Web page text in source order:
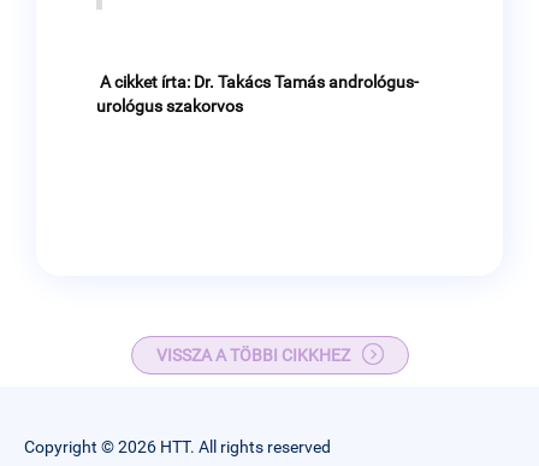
A cikket írta: Dr. Takács Tamás andrológus-
urológus szakorvos
VISSZA A TÖBBI CIKKHEZ
Copyright © 2026 HTT. All rights reserved